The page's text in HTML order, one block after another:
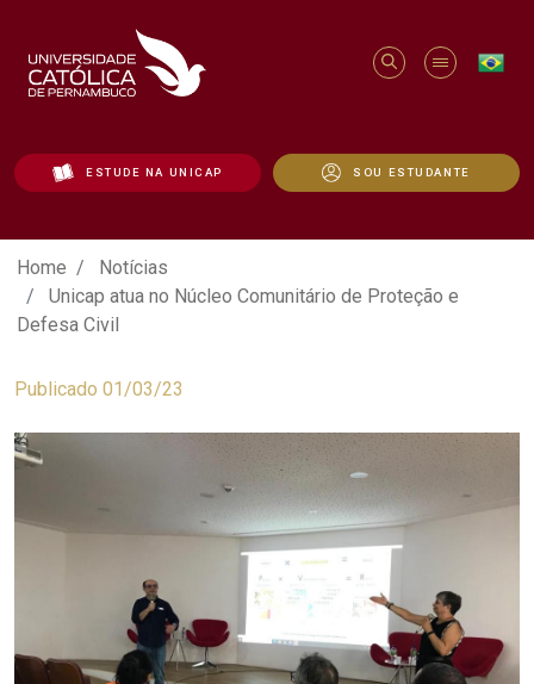
ESTUDE NA UNICAP SOU ESTUDANTE
Unicap atua no Núcleo Comunitário de
Home
Notícias
Unicap atua no Núcleo Comunitário de Proteção e
Defesa Civil
Publicado 01/03/23